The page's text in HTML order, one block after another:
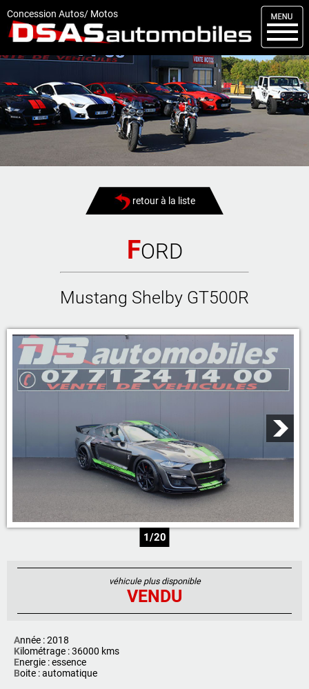
Concession Autos/ Motos
Menu
DSAS
Kit carrosserie
Nos occasions
Nos services
Comment réserver
Articles
Vendus
Livraisons
Contact
05 46 59 19 28
07 71 24 14 00
07 71 23 70 00
06 81 17 30 67
retour à la liste
FORD
Mustang Shelby GT500R
1/20
véhicule plus disponible
VENDU
Année : 2018
Kilométrage : 36000 kms
Energie : essence
Boite : automatique